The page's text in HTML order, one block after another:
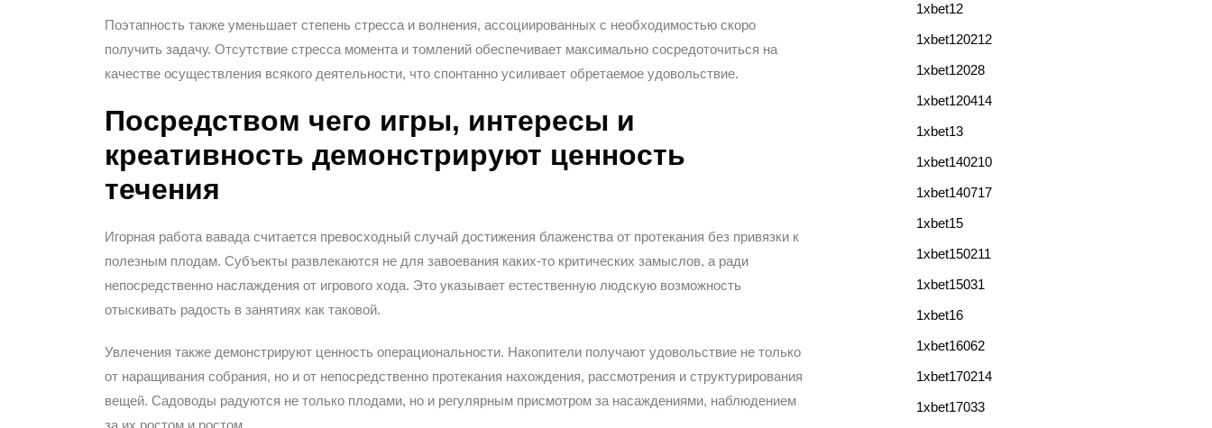
Поэтапность также уменьшает степень стресса и волнения, ассоциированных с необходимостью скоро
получить задачу. Отсутствие стресса момента и томлений обеспечивает максимально сосредоточиться на
качестве осуществления всякого деятельности, что спонтанно усиливает обретаемое удовольствие.
Посредством чего игры, интересы и
креативность демонстрируют ценность
течения
Игорная работа вавада считается превосходный случай достижения блаженства от протекания без привязки к
полезным плодам. Субъекты развлекаются не для завоевания каких-то критических замыслов, а ради
непосредственно наслаждения от игрового хода. Это указывает естественную людскую возможность
отыскивать радость в занятиях как таковой.
Увлечения также демонстрируют ценность операциональности. Накопители получают удовольствие не только
от наращивания собрания, но и от непосредственно протекания нахождения, рассмотрения и структурирования
вещей. Садоводы радуются не только плодами, но и регулярным присмотром за насаждениями, наблюдением
за их ростом и ростом.
1xbet12
1xbet120212
1xbet12028
1xbet120414
1xbet13
1xbet140210
1xbet140717
1xbet15
1xbet150211
1xbet15031
1xbet16
1xbet16062
1xbet170214
1xbet17033